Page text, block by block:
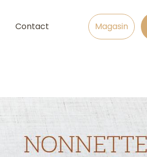
Contact Magasin